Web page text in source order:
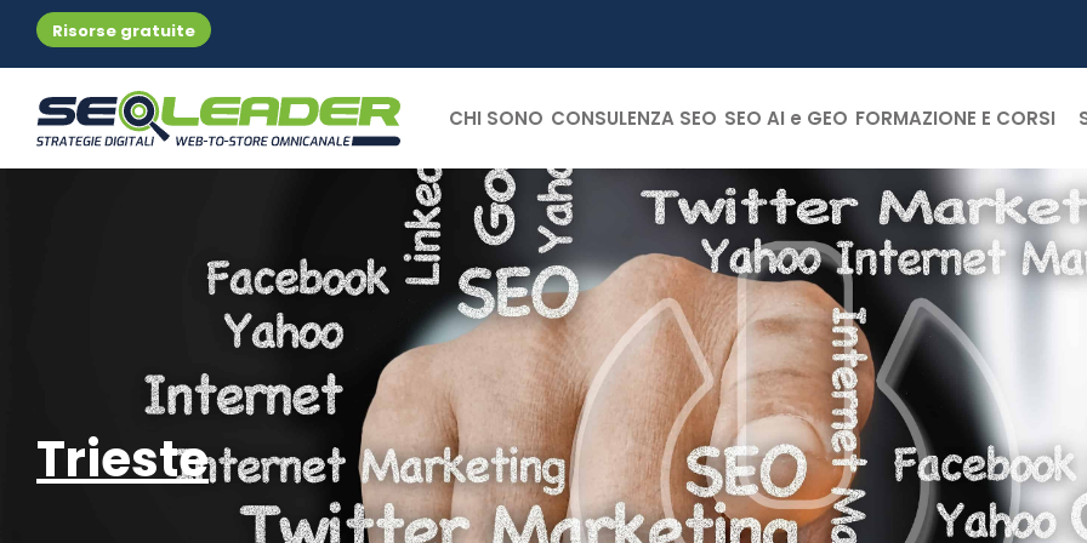
Risorse gratuite
CHI SONO CONSULENZA SEO SEO AI e GEO FORMAZIONE E CORSI
Trieste